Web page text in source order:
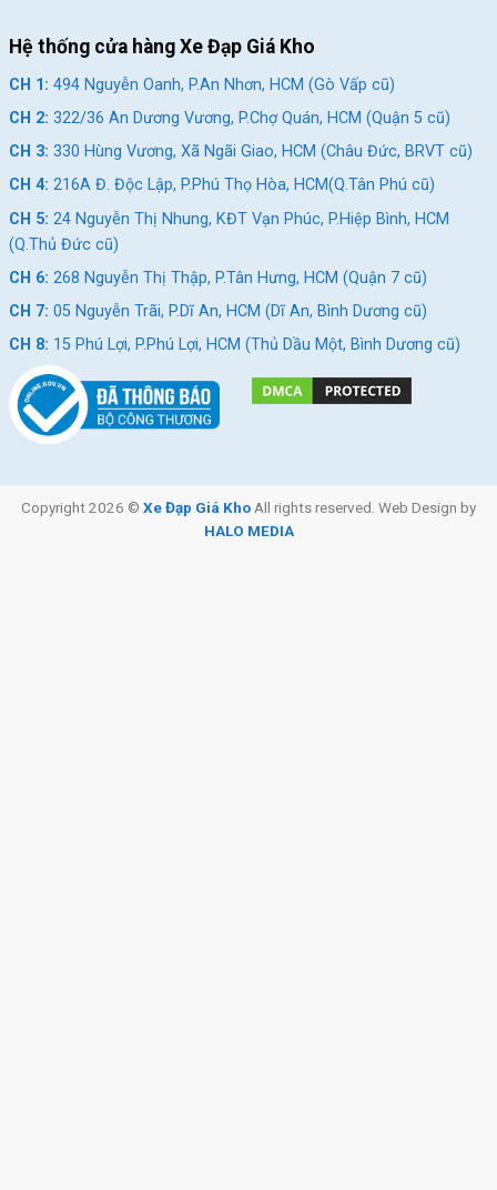
GN06-27
Xe đạp trẻ em 11-15 tuổi
Hệ thống cửa hàng Xe Đạp Giá Kho
CH 1: 494 Nguyễn Oanh, P.An Nhơn, HCM (Gò Vấp cũ)
CH 2: 322/36 An Dương Vương, P.Chợ Quán, HCM (Quận 5 cũ)
CH 3: 330 Hùng Vương, Xã Ngãi Giao, HCM (Châu Đức, BRVT cũ)
CH 4: 216A Đ. Độc Lập, P.Phú Thọ Hòa, HCM(Q.Tân Phú cũ)
CH 5: 24 Nguyễn Thị Nhung, KĐT Vạn Phúc, P.Hiệp Bình, HCM
(Q.Thủ Đức cũ)
CH 6: 268 Nguyễn Thị Thập, P.Tân Hưng, HCM (Quận 7 cũ)
CH 7: 05 Nguyễn Trãi, P.Dĩ An, HCM (Dĩ An, Bình Dương cũ)
CH 8: 15 Phú Lợi, P.Phú Lợi, HCM (Thủ Dầu Một, Bình Dương cũ)
Copyright 2026 © Xe Đạp Giá KhoAll rights reserved. Web Design by
HALO MEDIA